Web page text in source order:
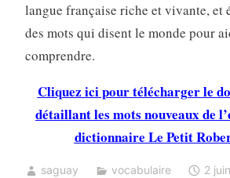
langue française riche et vivante, et
des mots qui disent le monde pour
comprendre.
Cliquez ici pour télécharger le
détaillant les mots nouveaux de
dictionnaire Le Petit
saguay vocabulaire
2